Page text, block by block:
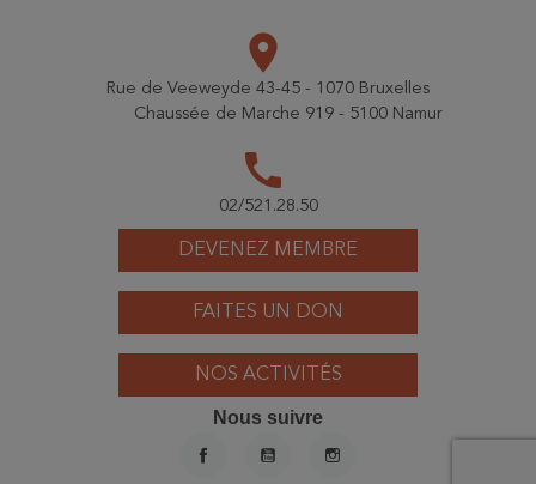
DEVENEZ MEMBRE
FAITES UN DON
NOS ACTIVITÉS
place
Rue de Veeweyde 43-45 - 1070 Bruxelles
Chaussée de Marche 919 - 5100 Namur
call
02/521.28.50
Nous suivre